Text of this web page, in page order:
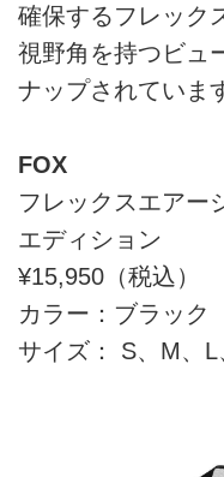
確保するフレック
視野角を持つビュ
ナップされていま
FOX
フレックスエアー
エディション
¥15,950（税込）
カラー：ブラック
サイズ： S、M、L